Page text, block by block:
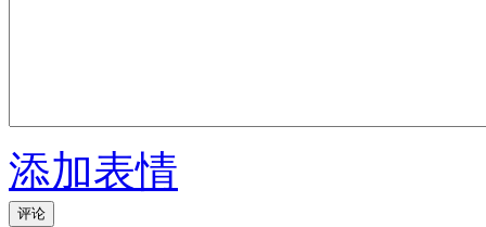
添加表情
评论